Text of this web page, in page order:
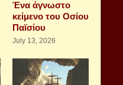
Ένα άγνωστο
κείμενο του Οσίου
Παϊσίου
July 13, 2026